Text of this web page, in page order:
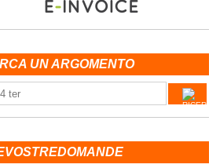
UN ARGOMENTO